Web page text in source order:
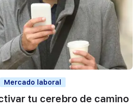
Mercado laboral
tu cerebro de camino